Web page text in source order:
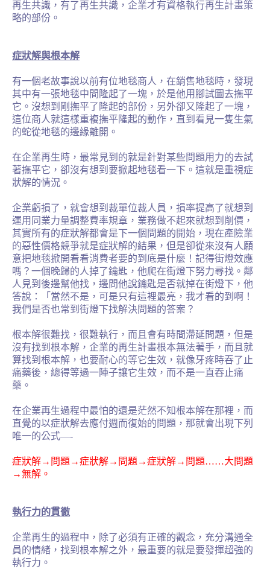
再生共識，有了再生共識，企業才有資格執行再生計畫策
略的部份。
症狀解與根本解
有一個老故事說以前有位地毯商人，在銷售地毯時，發現
其中有一張地毯中間隆起了一塊，於是他用腳試圖去撫平
它。沒想到剛撫平了隆起的部份，另外卻又隆起了一塊，
這位商人就這樣重複撫平隆起的動作，直到看見一隻生氣
的蛇從地毯的邊緣離開。
在企業再生時，最常見到的就是針對某些問題用力的去試
著撫平它，卻沒有想到要掀起地毯看一下。這就是重視症
狀解的情況。
企業虧損了，就會想到裁單位裁人員，損率提高了就想到
運用同業力量調整費率規章，業務做不起來就想到削價，
其實所有的症狀解都會是下一個問題的開始，現在產險業
的惡性價格競爭就是症狀解的結果，但是卻從來沒有人願
意把地毯掀開看看消費者要的到底是什麼！記得街燈效應
嗎？一個晚歸的人掉了鑰匙，他爬在街燈下努力尋找。鄰
人見到後邊幫他找，邊問他說鑰匙是否就掉在街燈下，他
答說：「當然不是，可是只有這裡最亮，我才看的到啊！
我們是否也常到街燈下找解決問題的答案？
根本解很難找，很難執行，而且會有時間滯延問題，但是
沒有找到根本解，企業的再生計畫根本無法著手，而且就
算找到根本解，也要耐心的等它生效，就像牙疼時吞了止
痛藥後，總得等過一陣子讓它生效，而不是一直吞止痛
藥。
在企業再生過程中最怕的還是茫然不知根本解在那裡，而
直覺的以症狀解去應付週而復始的問題，那就會出現下列
唯一的公式—-
症狀解→問題→症狀解→問題→症狀解→問題……大問題
→無解。
執行力的貫徹
企業再生的過程中，除了必須有正確的觀念，充分溝通全
員的情緒，找到根本解之外，最重要的就是要發揮超強的
執行力。